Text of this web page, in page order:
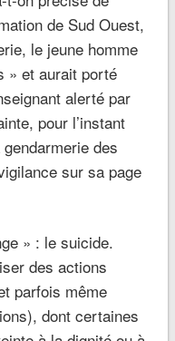
de Sud Ouest,
le jeune homme
» et aurait porté
alerté par
pour l’instant
des
sur sa page
» : le suicide.
des actions
parfois même
dont certaines